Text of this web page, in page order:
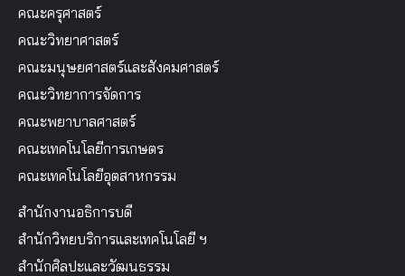
คณะครุศาสตร์
คณะวิทยาศาสตร์
คณะมนุษยศาสตร์และสังคมศาสตร์
คณะวิทยาการจัดการ
คณะพยาบาลศาสตร์
คณะเทคโนโลยีการเกษตร
คณะเทคโนโลยีอุตสาหกรรม
สำนักงานอธิการบดี
สำนักวิทยบริการและเทคโนโลยี ฯ
สำนักศิลปะและวัฒนธรรม